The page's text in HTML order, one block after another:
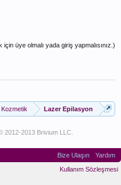
üye olmalı yada giriş yapmalısınız.)
Lazer Epilasyon
2013 Brivium LLC.
Bize Ulaşın
Yardım
Kullanım Sözleşmesi